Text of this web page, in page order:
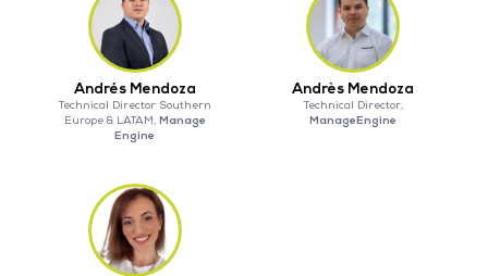
Andrés Mendoza
Technical Director Southern
Europe & LATAM, Manage
Engine
Andrès Mendoza
Technical Director,
ManageEngine